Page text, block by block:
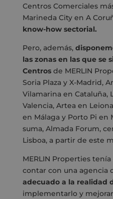
Centros Comerciales
Marineda City en A
know-how sectorial.
Pero, además,
las zonas en las que se
Centrosde MERLIN
Soria Plaza y X-Madrid,
Vilamarina en Cataluña,
Valencia, Artea en
en Málaga y Porto Pi en
suma, Almada Forum,
Lisboa, a partir de este
MERLIN Properties
contar con una agencia
adecuado a la realidad
implementarlo y